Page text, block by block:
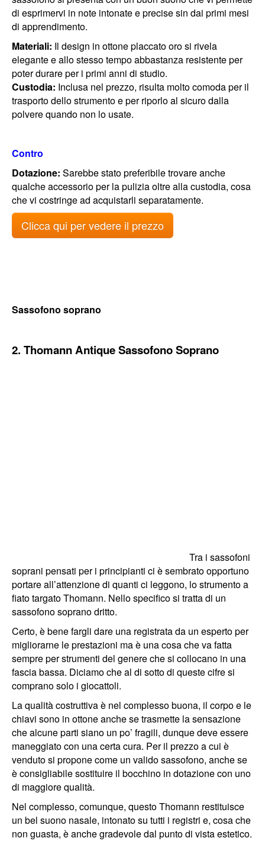
di esprimervi in note intonate e precise sin dai primi mesi
di apprendimento.
Materiali: Il design in ottone placcato oro si rivela
elegante e allo stesso tempo abbastanza resistente per
poter durare per i primi anni di studio.
Custodia: Inclusa nel prezzo, risulta molto comoda per il
trasporto dello strumento e per riporlo al sicuro dalla
polvere quando non lo usate.
Contro
Dotazione: Sarebbe stato preferibile trovare anche
qualche accessorio per la pulizia oltre alla custodia, cosa
che vi costringe ad acquistarli separatamente.
Clicca qui per vedere il prezzo
Sassofono soprano
2. Thomann Antique Sassofono Soprano
Tra i sassofoni
soprani pensati per i principianti ci è sembrato opportuno
portare all’attenzione di quanti ci leggono, lo strumento a
fiato targato Thomann. Nello specifico si tratta di un
sassofono soprano dritto.
Certo, è bene fargli dare una registrata da un esperto per
migliorarne le prestazioni ma è una cosa che va fatta
sempre per strumenti del genere che si collocano in una
fascia bassa. Diciamo che al di sotto di queste cifre si
comprano solo i giocattoli.
La qualità costruttiva è nel complesso buona, il corpo e le
chiavi sono in ottone anche se trasmette la sensazione
che alcune parti siano un po’ fragili, dunque deve essere
maneggiato con una certa cura. Per il prezzo a cui è
venduto si propone come un valido sassofono, anche se
è consigliabile sostituire il bocchino in dotazione con uno
di maggiore qualità.
Nel complesso, comunque, questo Thomann restituisce
un bel suono nasale, intonato su tutti i registri e, cosa che
non guasta, è anche gradevole dal punto di vista estetico.